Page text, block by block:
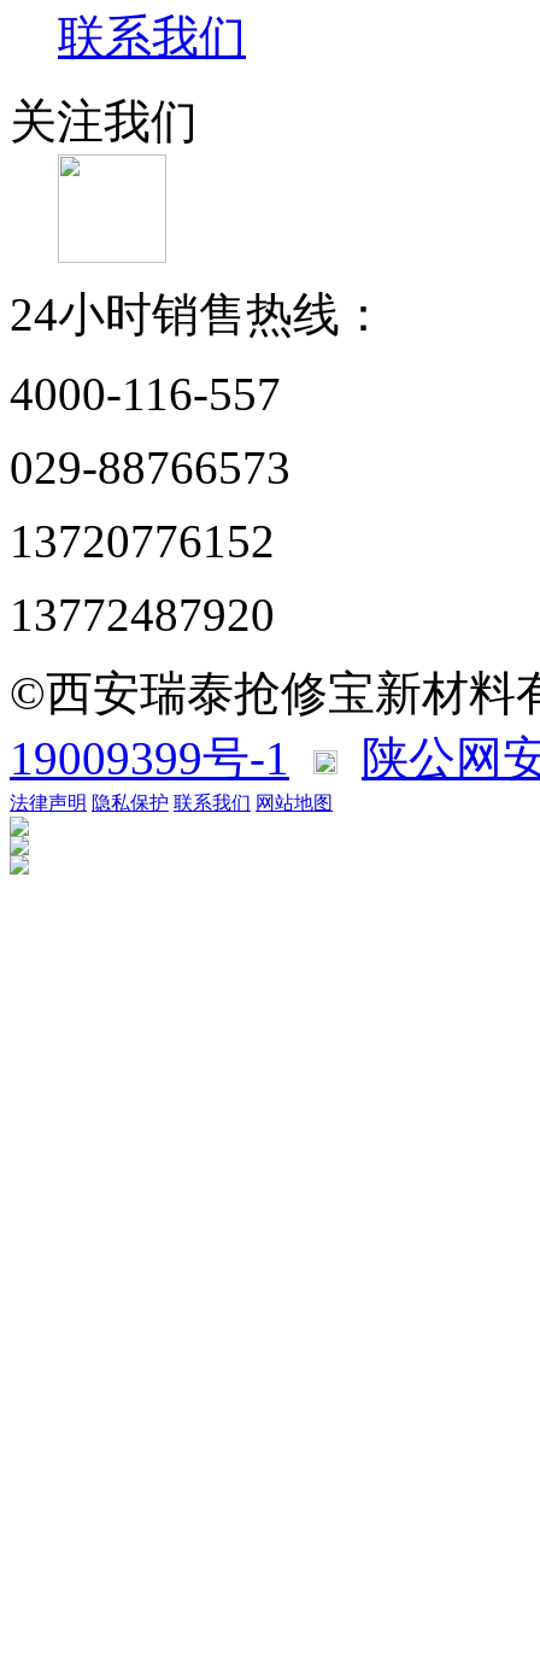
联系我们
关注我们
24小时销售热线：
4000-116-557
029-88766573
13720776152
13772487920
©西安瑞泰抢修宝新材
19009399号-1
陕公网
法律声明 隐私保护 联系我们 网站地图